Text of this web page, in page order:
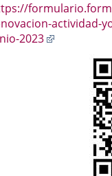
actividad-
2023
aplicación
externa.